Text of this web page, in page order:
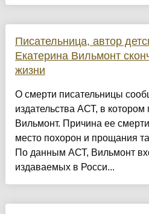
Писательница, автор
Екатерина Вильмонт
жизни
О смерти писательницы
издательства АСТ, в котором
Вильмонт. Причина ее
место похорон и прощания
По данным АСТ, Вильмонт
издаваемых в Росси...